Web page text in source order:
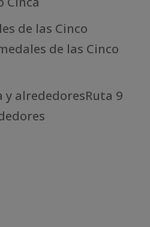
de las Cinco
de las Cinco
y alrededoresRuta 9